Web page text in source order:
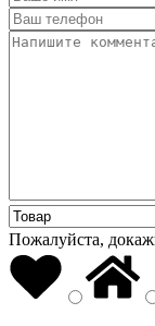
Пожалуйста,